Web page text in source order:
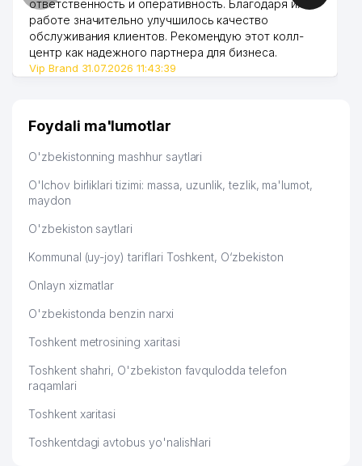
TEATRI
46
SHAYXONTOHUR TUMANI
HOKIMIYATI
841 м
48
O‘ZBEKISTON XALQQARO ISLOM
49 MOBIL OIL SERVIS MChJ
50
KASB-HUNAR TEXNIKUM
LOYIHALASH, EKSPERTIZA VA
53 KOJTKANPLAST MChJ
54
OILAVIY POLIKLINIKA №48
(SHAYXONTOHUR TUMANI)
903 м
55
ELEMENT FREYM TV-STUDIYA
ответственность и оперативность. Благодаря их
работе значительно улучшилось качество
обслуживания клиентов. Рекомендую этот колл-
центр как надежного партнера для бизнеса.
Vip Brand 31.07.2026 11:43:39
Foydali ma'lumotlar
O'zbekistonning mashhur saytlari
O'lchov birliklari tizimi: massa, uzunlik, tezlik, ma'lumot,
maydon
O'zbekiston saytlari
Kommunal (uy-joy) tariflari Toshkent, O‘zbekiston
Onlayn xizmatlar
O'zbekistonda benzin narxi
Toshkent metrosining xaritasi
Toshkent shahri, O'zbekiston favqulodda telefon
raqamlari
Toshkent xaritasi
Toshkentdagi avtobus yo'nalishlari